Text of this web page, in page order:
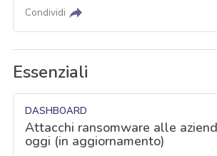
Condividi
Essenziali
DASHBOARD
Attacchi ransomware alle
oggi (in aggiornamento)